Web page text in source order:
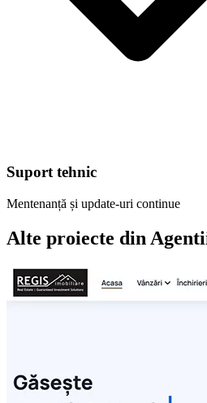
Suport tehnic
Mentenanță și update-uri continue
Alte proiecte din